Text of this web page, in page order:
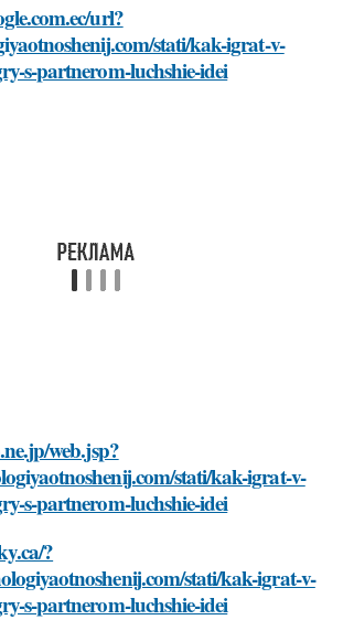
url?
stati/kak-igrat-v-
s-partnerom-luchshie-idei
web.jsp?
stati/kak-igrat-v-
s-partnerom-luchshie-idei
?
stati/kak-igrat-v-
s-partnerom-luchshie-idei